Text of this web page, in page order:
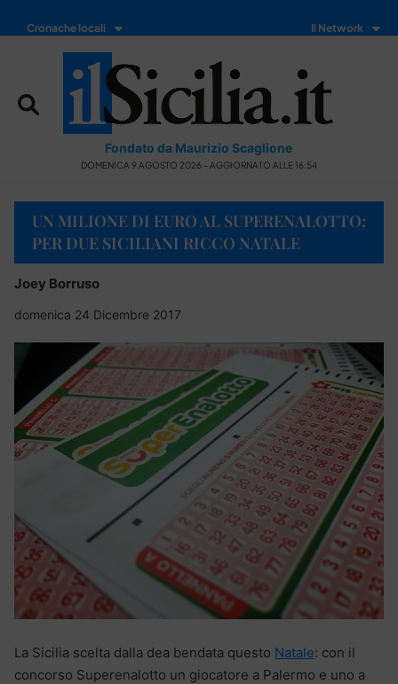
Cronache locali Il Network
Fondato da Maurizio Scaglione
DOMENICA 9 AGOSTO 2026 - AGGIORNATO ALLE 16:54
UN MILIONE DI EURO AL SUPERENALOTTO:
PER DUE SICILIANI RICCO NATALE
Joey Borruso
domenica 24 Dicembre 2017
La Sicilia scelta dalla dea bendata questo Natale: con il
concorso Superenalotto un giocatore a Palermo e uno a